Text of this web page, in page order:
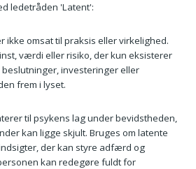
ledetråden 'Latent':
ikke omsat til praksis eller virkelighed.
værdi eller risiko, der kun eksisterer
beslutninger, investeringer eller
frem i lyset.
til psykens lag under bevidstheden,
kan ligge skjult. Bruges om latente
der kan styre adfærd og
kan redegøre fuldt for